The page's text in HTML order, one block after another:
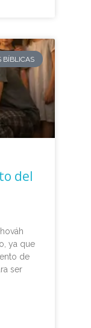
BÍBLICAS
del
ya que
de
ser